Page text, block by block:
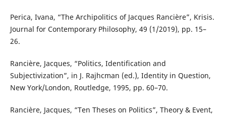
Perica, Ivana, “The Archipolitics of Jacques Rancière”, Krisis.
Journal for Contemporary Philosophy, 49 (1/2019), pp. 15–
26.
Rancière, Jacques, “Politics, Identification and
Subjectivization”, in J. Rajhcman (ed.), Identity in Question,
New York/London, Routledge, 1995, pp. 60–70.
Rancière, Jacques, “Ten Theses on Politics”, Theory & Event,